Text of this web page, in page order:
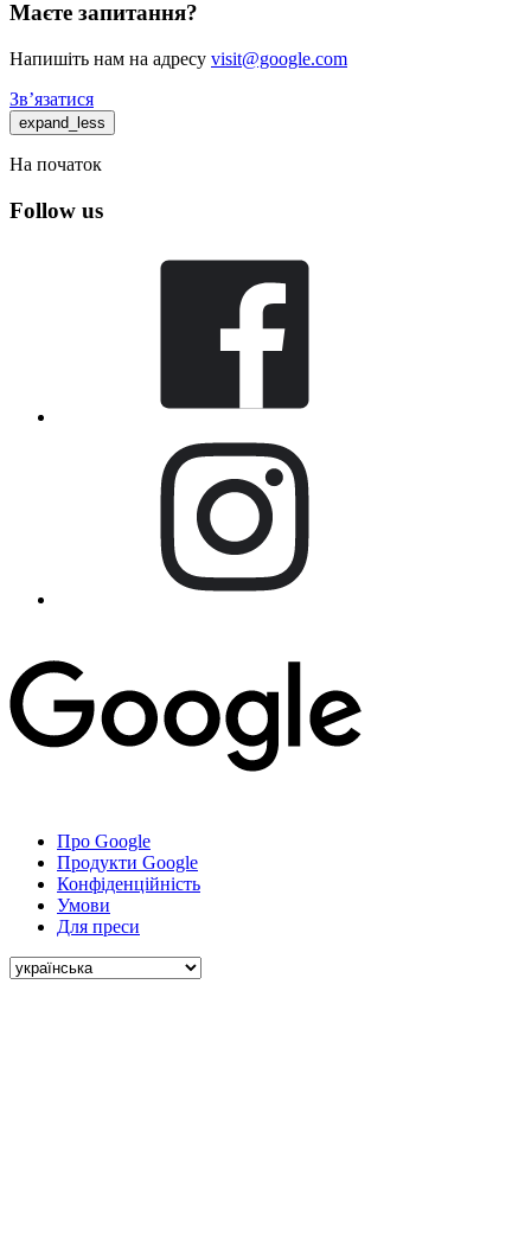
Маєте запитання?
Напишіть нам на адресу visit@google.com
Зв’язатися
expand_less
На початок
Follow us
Про Google
Продукти Google
Конфіденційність
Умови
Для преси